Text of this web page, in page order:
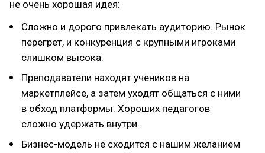
не очень хорошая идея:
Сложно и дорого привлекать аудиторию. Рынок
перегрет, и конкуренция с крупными игроками
слишком высока.
Преподаватели находят учеников на
маркетплейсе, а затем уходят общаться с ними
в обход платформы. Хороших педагогов
сложно удержать внутри.
Бизнес-модель не сходится с нашим желанием